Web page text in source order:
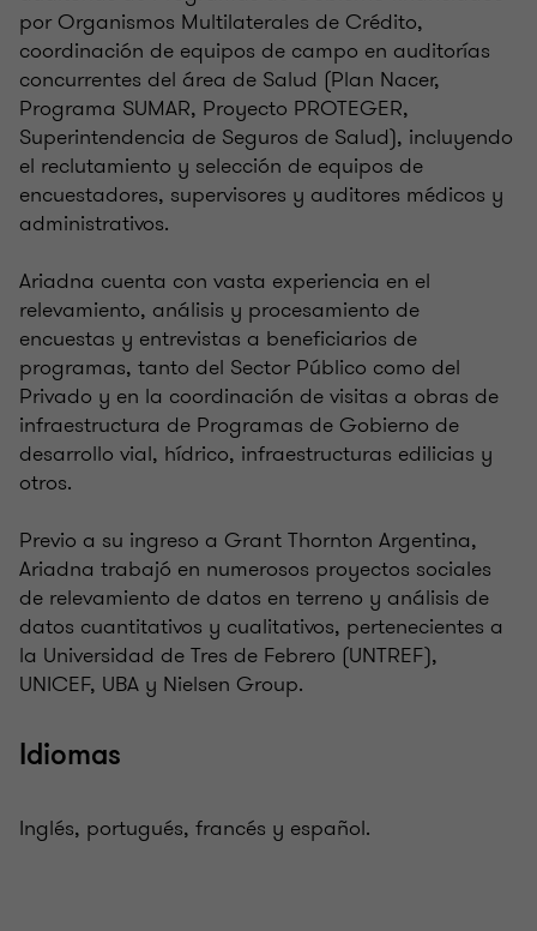
por Organismos Multilaterales de Crédito,
coordinación de equipos de campo en auditorías
concurrentes del área de Salud (Plan Nacer,
Programa SUMAR, Proyecto PROTEGER,
Superintendencia de Seguros de Salud), incluyendo
el reclutamiento y selección de equipos de
encuestadores, supervisores y auditores médicos y
administrativos.
Ariadna cuenta con vasta experiencia en el
relevamiento, análisis y procesamiento de
encuestas y entrevistas a beneficiarios de
programas, tanto del Sector Público como del
Privado y en la coordinación de visitas a obras de
infraestructura de Programas de Gobierno de
desarrollo vial, hídrico, infraestructuras edilicias y
otros.
Previo a su ingreso a Grant Thornton Argentina,
Ariadna trabajó en numerosos proyectos sociales
de relevamiento de datos en terreno y análisis de
datos cuantitativos y cualitativos, pertenecientes a
la Universidad de Tres de Febrero (UNTREF),
UNICEF, UBA y Nielsen Group.
Idiomas
Inglés, portugués, francés y español.